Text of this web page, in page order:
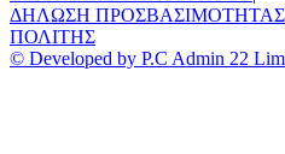
ΔΗΛΩΣΗ ΠΡΟΣΒΑΣΙΜΟΤΗΤΑΣ
ΠΟΛΙΤΗΣ
© Developed by P.C Admin 22